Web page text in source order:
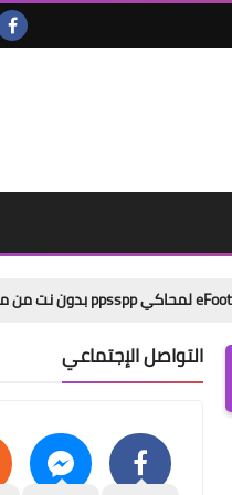
التواصل الإجتماعي